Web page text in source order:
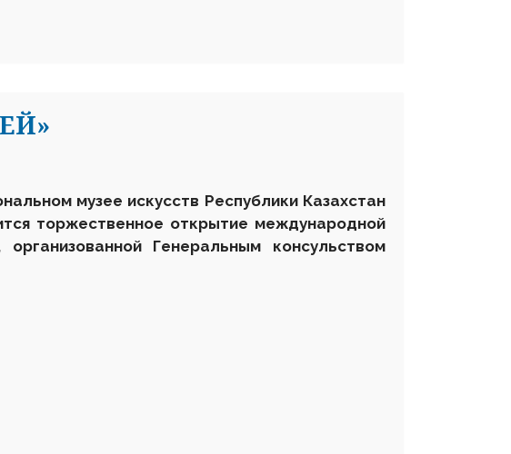
музее искусств Республики Казахстан
торжественное открытие международной
организованной Генеральным консульством